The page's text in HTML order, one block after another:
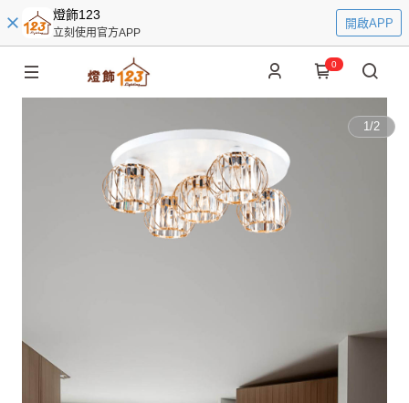
燈飾123
立刻使用官方APP
開啟APP
0
1/2